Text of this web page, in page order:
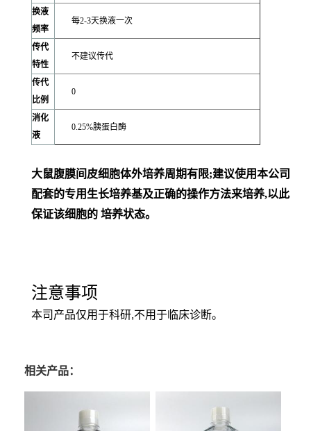
换液
频率
每2-3天换液一次
传代
特性
不建议传代
传代
比例
0
消化
液
0.25%胰蛋白酶
大鼠腹膜间皮细胞体外培养周期有限;建议使用本公司
配套的专用生长培养基及正确的操作方法来培养,以此
保证该细胞的 培养状态。
注意事项
本司产品仅用于科研,不用于临床诊断。
相关产品：